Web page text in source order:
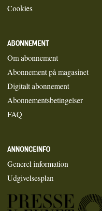
Cookies
ABONNEMENT
Om abonnement
Abonnement på magasinet
Digitalt abonnement
Abonnementsbetingelser
FAQ
ANNONCEINFO
Generel information
Udgivelsesplan